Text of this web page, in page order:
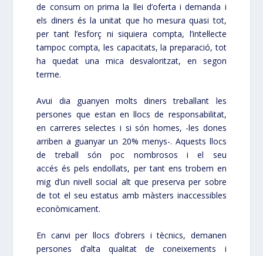
de consum on prima la llei d’oferta i demanda i
els diners és la unitat que ho mesura quasi tot,
per tant l’esforç ni siquiera compta, l’intel·lecte
tampoc compta, les capacitats, la preparació, tot
ha quedat una mica desvaloritzat, en segon
terme.
Avui dia guanyen molts diners treballant les
persones que estan en llocs de responsabilitat,
en carreres selectes i si són homes, -les dones
arriben a guanyar un 20% menys-. Aquests llocs
de treball són poc nombrosos i el seu
accés és pels endollats, per tant ens trobem en
mig d’un nivell social alt que preserva per sobre
de tot el seu estatus amb màsters inaccessibles
econòmicament.
En canvi per llocs d’obrers i tècnics, demanen
persones d’alta qualitat de coneixements i